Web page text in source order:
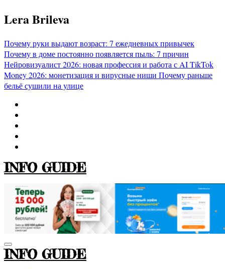
Перейти
к
Lera Brileva
Почему руки выдают возраст: 7 ежедневных привычек
Почему в доме постоянно появляется пыль: 7 причин
Нейровизуалист 2026: новая профессия и работа с AITikTok
Money 2026: монетизация и вирусные ниши Почему раньше
бельё сушили на улице
INFO GUIDE
INFO GUIDE